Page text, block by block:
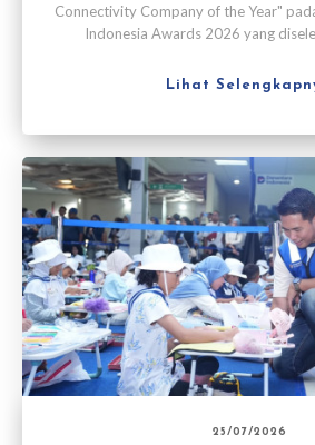
Connectivity Company of the Year"
Indonesia Awards 2026 yang
Lihat
25/07/2026